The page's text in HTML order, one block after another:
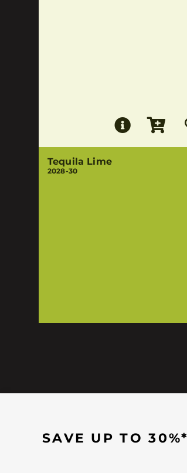
Tequila Lime
2028-30
SAVE UP TO 30%*